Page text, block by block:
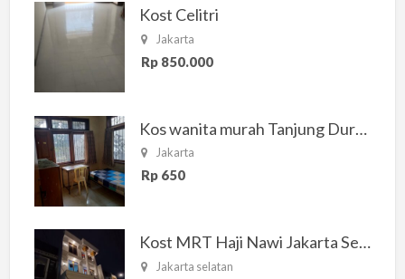
Kost Celitri
Jakarta
Rp 850.000
Kos wanita murah Tanjung Duren Jakarta Barat
Jakarta
Rp 650
Kost MRT Haji Nawi Jakarta Selatan
Jakarta selatan